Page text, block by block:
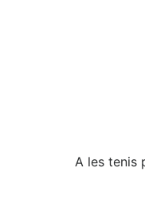
A les tenis